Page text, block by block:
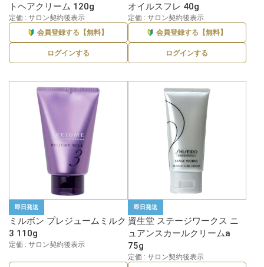
トヘアクリーム 120g
定価 : サロン契約後表示
会員登録する【無料】
ログインする
オイルスフレ 40g
定価 : サロン契約後表示
会員登録する【無料】
ログインする
即日発送
ミルボン プレジュームミルク
3 110g
定価 : サロン契約後表示
即日発送
資生堂 ステージワークス ニ
ュアンスカールクリームa
75g
定価 : サロン契約後表示